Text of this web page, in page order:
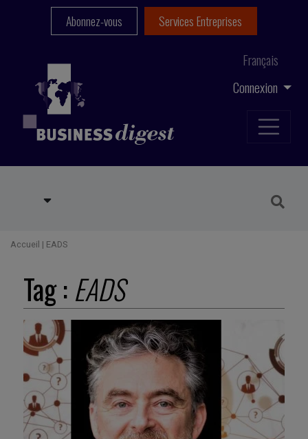
Connexion
Français
Abonnez-vous Services Entreprises
Accueil | EADS
Tag : EADS